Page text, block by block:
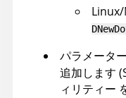
Linux/
パラメータ
追加します (
ィリティー